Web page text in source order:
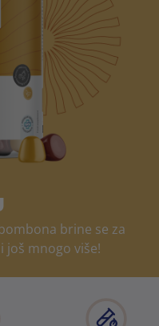
brine se za
još mnogo više!